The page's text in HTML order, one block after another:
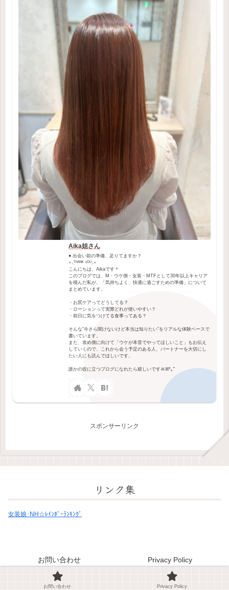
Aika姐さん
● 出会い前の準備、足りてますか？
⋆⸜ᵀᴴᴬᴺᴷ ᵞᴼᵁ⸝⋆
こんにちは、Aikaです＊
このブログでは、M・ウケ側・女装・MTFとして30年以上キャリア
を積んだ私が、「気持ちよく、快適に過ごすための準備」について
まとめています。
・お尻ケアってどうしてる？
・ローションって実際どれが使いやすい？
・前日に気をつけてる食事ってある？
そんな”今さら聞けないけど本当は知りたい”をリアルな体験ベースで
書いています。
また、攻め側に向けて「ウケが本音でやってほしいこと」もお伝え
していくので、これから会う予定のある人、パートナーを大切にし
たい人にも読んでほしいです。
誰かの役に立つブログになれたら嬉しいですꔛꕤ*｡ﾟ
スポンサーリンク
リンク集
女装娘･NH☆ﾚｲﾝﾎﾞｰﾗﾝｷﾝｸﾞ
お問い合わせ Privacy Policy
© 2024 ニューハーフのAちゃんのお尻、漏らしたくないあなたへ。.
お問い合わせ Privacy Policy